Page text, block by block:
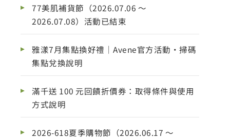
77美肌補貨節（2026.07.06 ～
2026.07.08）活動已結束
雅漾7月集點換好禮｜Avene官方活動・掃碼
集點兌換說明
滿千送 100 元回饋折價券：取得條件與使用
方式說明
2026-618夏季購物節（2026.06.17 ～